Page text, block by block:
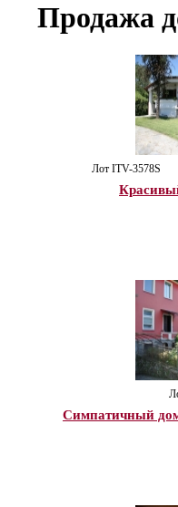
Продажа
Лот ITV-3578S
Симпатичный